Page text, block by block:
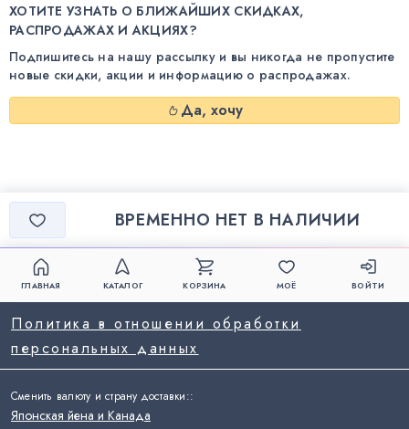
ХОТИТЕ УЗНАТЬ О БЛИЖАЙШИХ СКИДКАХ,
РАСПРОДАЖАХ И АКЦИЯХ?
Подпишитесь на нашу рассылку и вы никогда не пропустите
новые скидки, акции и информацию о распродажах.
Да, хочу
ВРЕМЕННО НЕТ В НАЛИЧИИ
ГЛАВНАЯ КАТАЛОГ КОРЗИНА МОЁ ВОЙТИ
Политика в отношении обработки
персональных данных
Сменить валюту и страну доставки::
Японская йена и Канада